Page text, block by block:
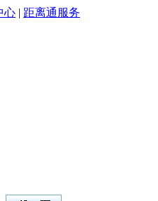
心 | 距离通服务